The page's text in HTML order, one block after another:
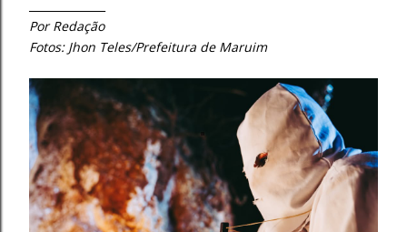
Por Redação
Fotos: Jhon Teles/Prefeitura de Maruim